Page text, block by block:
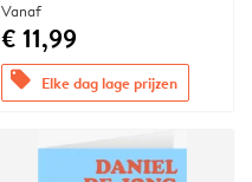
Vanaf
€ 11,99
offers Elke dag lage prijzen